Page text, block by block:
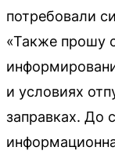
потребовали
«Также прошу
и условиях
заправках. До